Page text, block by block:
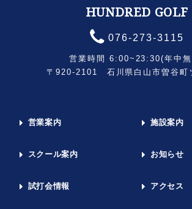
HUNDRED GOLF
076-273-3115
営業時間 6:00~23:30(年中
〒920-2101 石川県白山市曽谷町
営業案内 施設案内
スクール案内 お知らせ
試打会情報 アクセス